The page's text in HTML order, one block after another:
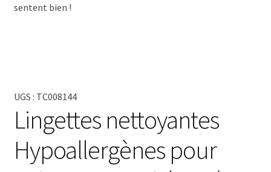
sentent bien !
UGS : TC008144
Lingettes nettoyantes
Hypoallergènes pour